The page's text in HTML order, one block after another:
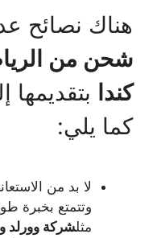
هناك نصائح
شحن من
كندا بتقديمها
كما يلي:
لا بد من
وتتمتع بخبرة
مثلشركة وورلد